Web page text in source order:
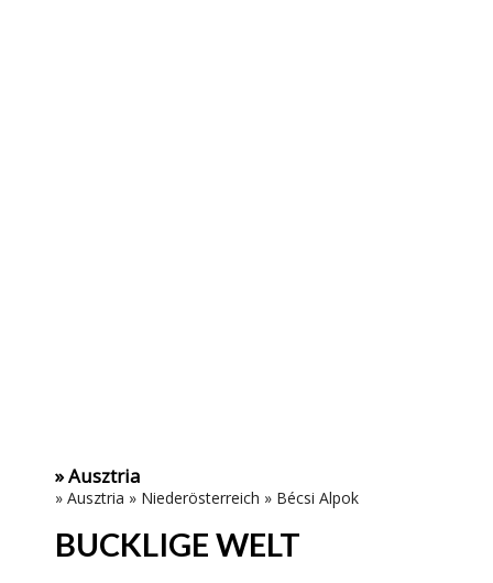
» Ausztria
» Ausztria » Niederösterreich » Bécsi Alpok
BUCKLIGE WELT